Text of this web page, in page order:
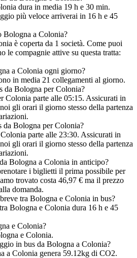
dura in media 19 h e 30 min.
più veloce arriverai in 16 h e 45
Bologna a Colonia?
è coperta da 1 società. Come puoi
le compagnie attive su questa tratta:
a Colonia ogni giorno?
in media 21 collegamenti al giorno.
da Bologna per Colonia?
Colonia parte alle 05:15. Assicurati in
gli orari il giorno stesso della partenza
da Bologna per Colonia?
parte alle 23:30. Assicurati in
gli orari il giorno stesso della partenza
Bologna a Colonia in anticipo?
i biglietti il prima possibile per
trovato costa 46,97 € ma il prezzo
domanda.
tra Bologna e Colonia in bus?
Bologna e Colonia dura 16 h e 45
e Colonia?
e Colonia.
in bus da Bologna a Colonia?
a Colonia genera 59.12kg di CO2.